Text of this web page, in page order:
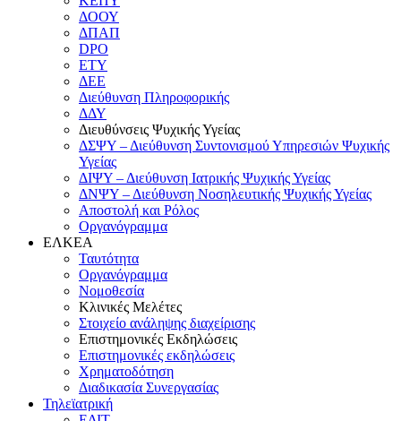
ΔΟΟΥ
ΔΠΑΠ
DPO
ΕΤΥ
ΔΕΕ
Διεύθυνση Πληροφορικής
ΔΔΥ
Διευθύνσεις Ψυχικής Υγείας
ΔΣΨΥ – Διεύθυνση Συντονισμού Υπηρεσιών Ψυχικής
Υγείας
ΔΙΨΥ – Διεύθυνση Ιατρικής Ψυχικής Υγείας
ΔΝΨΥ – Διεύθυνση Νοσηλευτικής Ψυχικής Υγείας
Αποστολή και Ρόλος
Οργανόγραμμα
ΕΛΚΕΑ
Ταυτότητα
Οργανόγραμμα
Νομοθεσία
Κλινικές Μελέτες
Στοιχείο ανάληψης διαχείρισης
Επιστημονικές Εκδηλώσεις
Επιστημονικές εκδηλώσεις
Χρηματοδότηση
Διαδικασία Συνεργασίας
Τηλεϊατρική